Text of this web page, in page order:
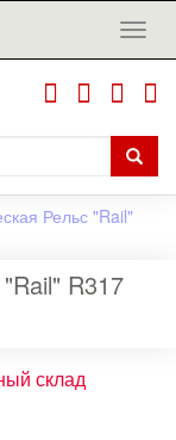
Рельс "Rail"
R317
склад